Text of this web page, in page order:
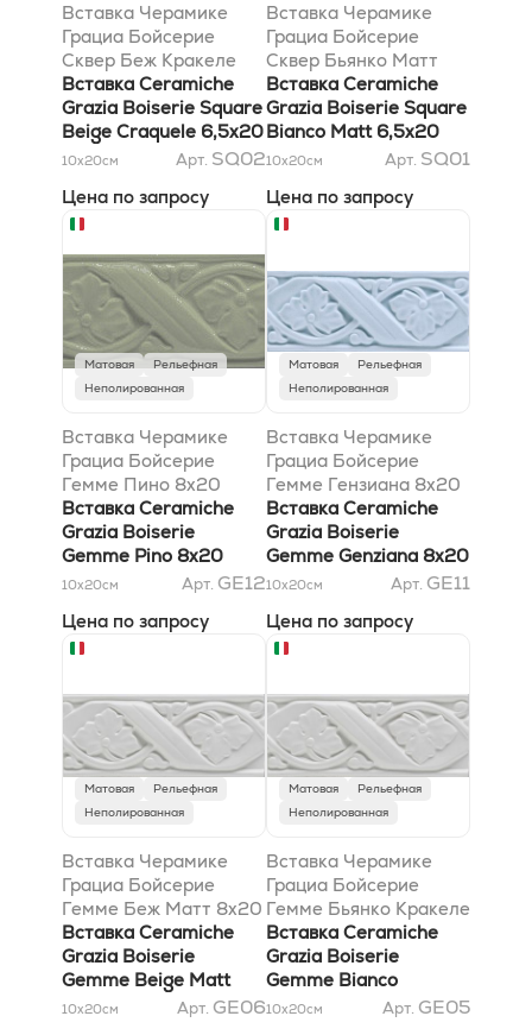
Вставка Черамике
Грациа Бойсерие
Сквер Беж Кракеле
6,5x20
Вставка Ceramiche
Grazia Boiserie Square
Beige Craquele 6,5x20
10x20см Арт. SQ02
Цена по запросу
Вставка Черамике
Грациа Бойсерие
Сквер Бьянко Матт
6,5x20
Вставка Ceramiche
Grazia Boiserie Square
Bianco Matt 6,5x20
10x20см Арт. SQ01
Цена по запросу
Матовая
Рельефная
Неполированная
Вставка Черамике
Грациа Бойсерие
Гемме Пино 8x20
Вставка Ceramiche
Grazia Boiserie
Gemme Pino 8x20
10x20см Арт. GE12
Цена по запросу
Матовая
Рельефная
Неполированная
Вставка Черамике
Грациа Бойсерие
Гемме Гензиана 8x20
Вставка Ceramiche
Grazia Boiserie
Gemme Genziana 8x20
10x20см Арт. GE11
Цена по запросу
Матовая
Рельефная
Неполированная
Вставка Черамике
Грациа Бойсерие
Гемме Беж Матт 8x20
Вставка Ceramiche
Grazia Boiserie
Gemme Beige Matt
8x20
10x20см Арт. GE06
Матовая
Рельефная
Неполированная
Вставка Черамике
Грациа Бойсерие
Гемме Бьянко Кракеле
8x20
Вставка Ceramiche
Grazia Boiserie
Gemme Bianco
Craquele 8x20
10x20см Арт. GE05